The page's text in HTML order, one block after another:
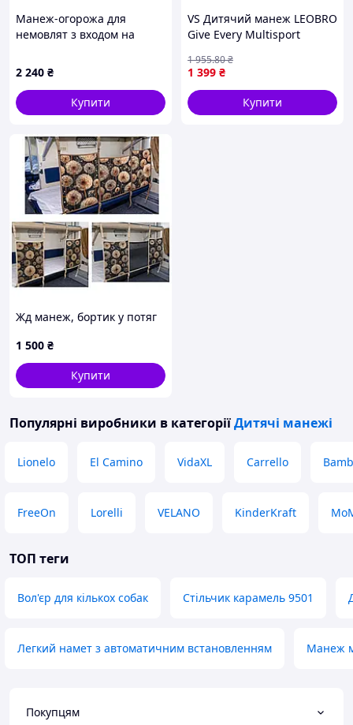
Манеж-огорожа для
немовлят з входом на
2 240 ₴
Купити
VS Дитячий манеж LEOBRO
Give Every Multisport
майданчик для малюків
безпечний простір для
ігор 32T8_V1
1 399 ₴
1 955.80₴
Купити
Жд манеж, бортик у потяг
1 500 ₴
Купити
Популярні виробники в категоріїДитячі манежі
Lionelo El Camino VidaXL Carrello
FreeOn Lorelli VELANO KinderKraft
ТОП теги
Вол'єр для кількох собак Стільчик карамель 9501
Легкий намет з автоматичним встановленням Манеж
Покупцям